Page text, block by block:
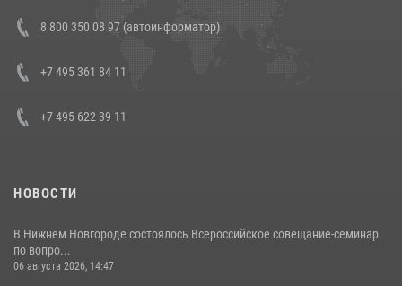
В Росгвардии прошла военно-научная конференция по обобщению
боевого опыта
8 800 350 08 97 (автоинформатор)
+7 495 361 84 11
+7 495 622 39 11
НОВОСТИ
В Нижнем Новгороде состоялось Всероссийское совещание-семинар
по вопро...
06 августа 2026, 14:47